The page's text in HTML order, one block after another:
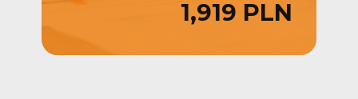
1,919 PLN